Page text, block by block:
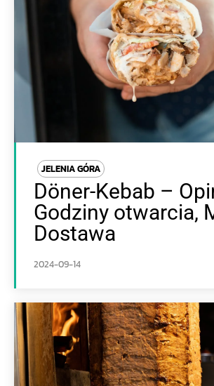
JELENIA GÓRA
Döner-Kebab –
Godziny otwarcia,
Dostawa
2024-09-14